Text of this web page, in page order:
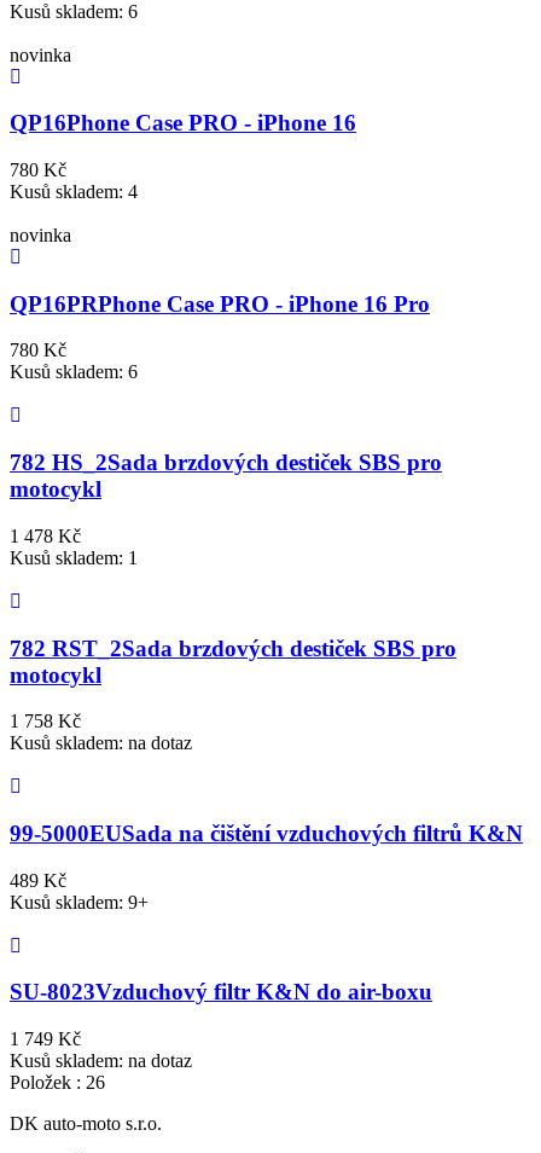
Kusů skladem: 6
novinka
QP16Phone Case PRO - iPhone 16
780 Kč
Kusů skladem: 4
novinka
QP16PRPhone Case PRO - iPhone 16 Pro
780 Kč
Kusů skladem: 6
782 HS_2Sada brzdových destiček SBS pro
motocykl
1 478 Kč
Kusů skladem: 1
782 RST_2Sada brzdových destiček SBS pro
motocykl
1 758 Kč
Kusů skladem: na dotaz
99-5000EUSada na čištění vzduchových filtrů K&N
489 Kč
Kusů skladem: 9+
SU-8023Vzduchový filtr K&N do air-boxu
1 749 Kč
Kusů skladem: na dotaz
Položek : 26
DK auto-moto s.r.o.